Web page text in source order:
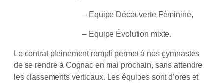
– Equipe Découverte Féminine,
– Equipe Évolution mixte.
Le contrat pleinement rempli permet à nos gymnastes
de se rendre à Cognac en mai prochain, sans attendre
les classements verticaux. Les équipes sont d’ores et